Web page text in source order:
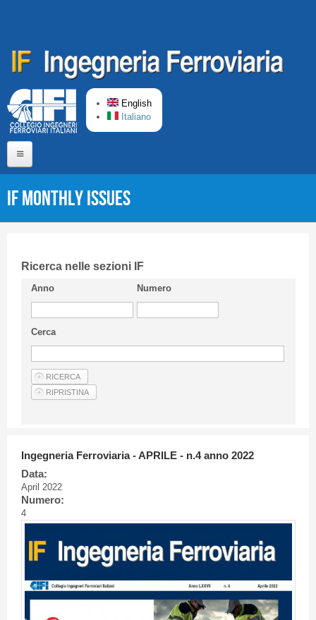
English
Italiano
Short presentation CIFI
Guideline
Privacy & Policy
Articles
IF monthly issues
Ricerca nelle sezioni IF
Anno Numero
Cerca
Ingegneria Ferroviaria - APRILE - n.4 anno 2022
Data:
April 2022
Numero:
4